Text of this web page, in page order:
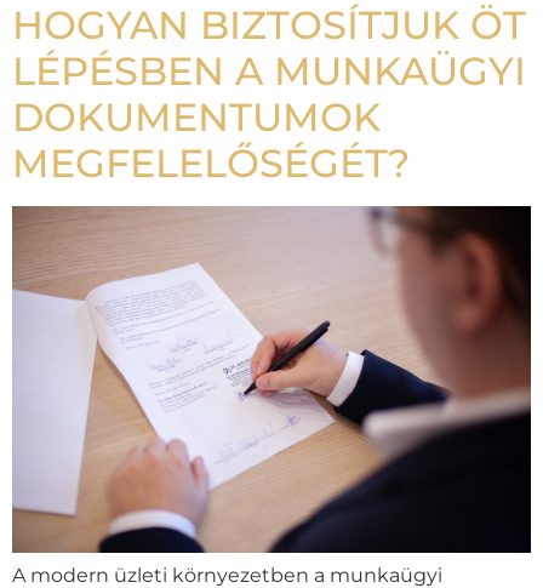
HOGYAN BIZTOSÍTJUK ÖT
LÉPÉSBEN A MUNKAÜGYI
DOKUMENTUMOK
MEGFELELŐSÉGÉT?
A modern üzleti környezetben a munkaügyi